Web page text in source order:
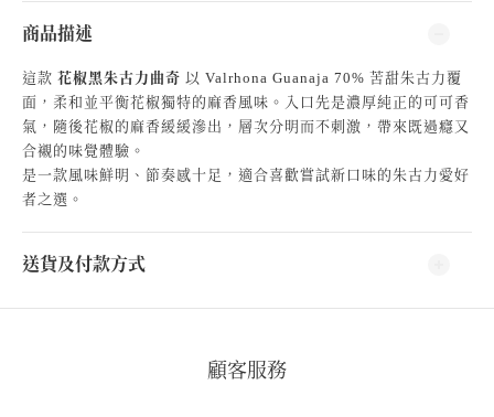
商品描述
這款 花椒黑朱古力曲奇 以 Valrhona Guanaja 70% 苦甜朱古力覆
面，柔和並平衡花椒獨特的麻香風味。入口先是濃厚純正的可可香
氣，隨後花椒的麻香緩緩滲出，層次分明而不刺激，帶來既過癮又
合襯的味覺體驗。
是一款風味鮮明、節奏感十足，適合喜歡嘗試新口味的朱古力愛好
者之選。
送貨及付款方式
顧客服務